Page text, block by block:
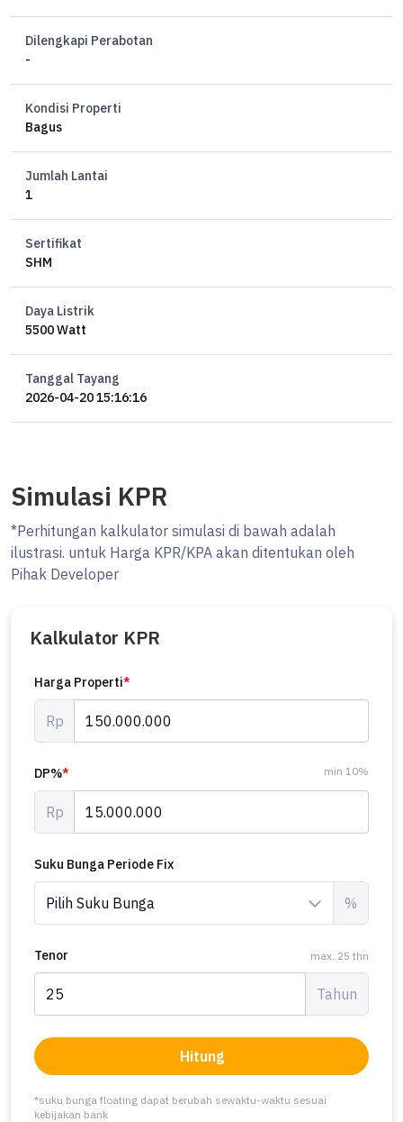
Carport 3 mobil
Hubungi
Swanny
#her
Dilengkapi Perabotan
-
Kondisi Properti
Bagus
Jumlah Lantai
1
Sertifikat
SHM
Daya Listrik
5500 Watt
Tanggal Tayang
2026-04-20 15:16:16
Simulasi KPR
*Perhitungan kalkulator simulasi di bawah adalah
ilustrasi. untuk Harga KPR/KPA akan ditentukan oleh
Pihak Developer
Kalkulator KPR
Harga Properti*
Rp
DP%* min 10%
Rp
Suku Bunga Periode Fix
%
Tenor max. 25 thn
Tahun
Hitung
*suku bunga floating dapat berubah sewaktu-waktu sesuai
kebijakan bank